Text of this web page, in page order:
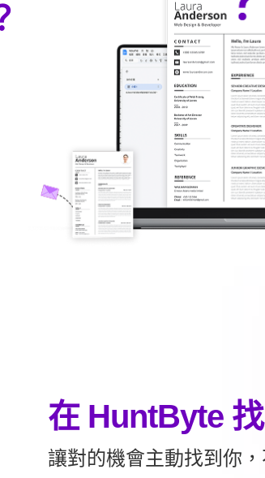
在 HuntByte
讓對的機會主動找到你